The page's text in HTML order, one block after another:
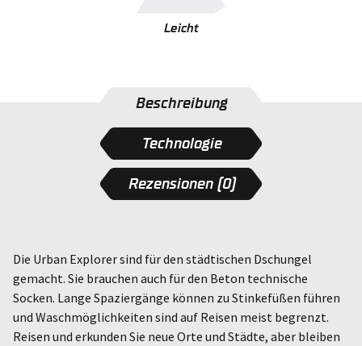
Leicht
Beschreibung
Rezensionen (0)
Technologie
Die Urban Explorer sind für den städtischen Dschungel
gemacht. Sie brauchen auch für den Beton technische
Socken. Lange Spaziergänge können zu Stinkefüßen führen
und Waschmöglichkeiten sind auf Reisen meist begrenzt.
Reisen und erkunden Sie neue Orte und Städte, aber bleiben